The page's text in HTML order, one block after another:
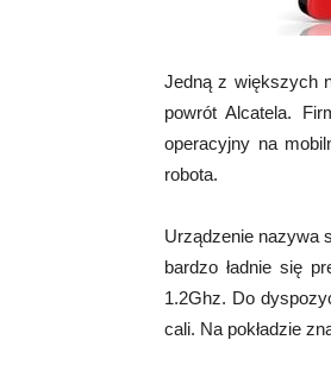
Jedną z większych
powrót Alcatela.
operacyjny na
robota.
Urządzenie nazywa
bardzo ładnie się
1.2Ghz. Do
cali. Na pokładzie